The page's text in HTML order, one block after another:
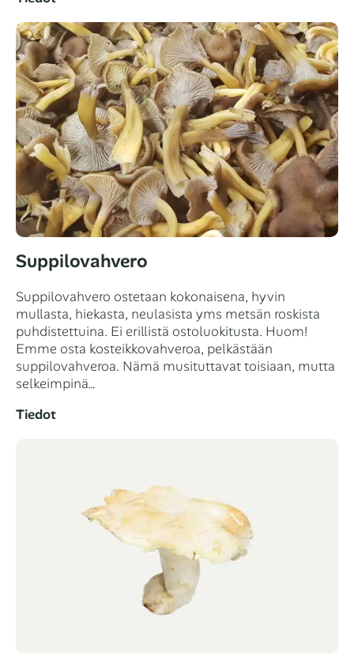
Suppilovahvero
Suppilovahvero ostetaan kokonaisena, hyvin
mullasta, hiekasta, neulasista yms metsän roskista
puhdistettuina. Ei erillistä ostoluokitusta. Huom!
Emme osta kosteikkovahveroa, pelkästään
suppilovahveroa. Nämä musituttavat toisiaan, mutta
selkeimpinä…
Tiedot